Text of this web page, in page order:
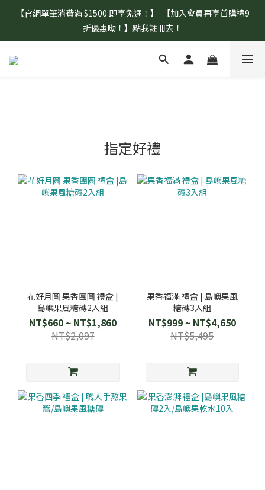
【盛夏補水 生活指南】登山、野餐、郊遊、日常補水首選！
【官網單筆消費滿 $1500 即享免運！】  【加入會員再享首購禮9
折優惠呦！】點我註冊去！
【盛夏補水 生活指南】登山、野餐、郊遊、日常補水首選！
指定好禮
花好月圓 果香團圓 禮盒 |
島嶼果風糖磚2入組
NT$660 ~ NT$1,860
NT$2,097
果香福滿 禮盒 | 島嶼果風
糖磚3入組
NT$999 ~ NT$4,650
NT$5,495